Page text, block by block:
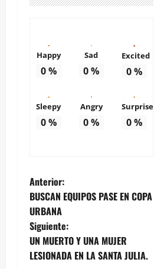
Happy
0%
Sad
0%
Excited
0%
Sleepy
0%
Angry
0%
Surprise
0%
N
a
v
e
Anterior:
BUSCAN EQUIPOS PASE EN COPA
URBANA
Siguiente:
UN MUERTO Y UNA MUJER
LESIONADA EN LA SANTA JULIA.